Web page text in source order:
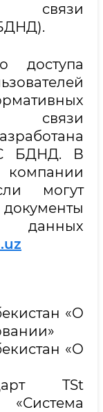
связи
доступа
связи
БДНД. В
могут
«О
«О
TSt